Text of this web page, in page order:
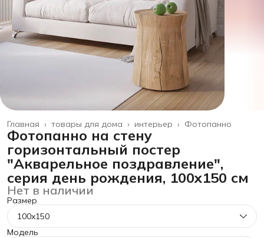
Фотопанно
интерьер ›
товары для дома ›
Главная ›
Фотопанно на стену
горизонтальный постер
"Акварельное поздравление",
серия день рождения, 100x150 см
Нет в наличии
Размер
100x150
Модель